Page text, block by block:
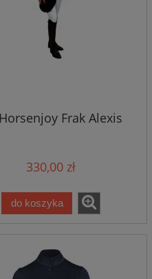
anatomiczne Soft
235,00 zł
cena:275,00 zł
Frak Alexis
330,00 zł
do koszyka